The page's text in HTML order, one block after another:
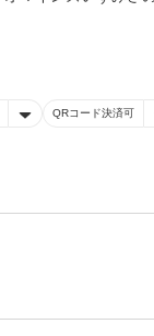
QRコード決済可